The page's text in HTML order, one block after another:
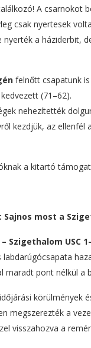
A csarnokot
csak nyertesek
nyerték a háziderbit,
felnőtt csapatunk
(71–62).
nehezítették
kezdjük, az ellenfél
a kitartó
Sajnos most a
Szigethalom USC
maradt pont nélkül a
körülmények
megszerezték a
visszahozva a